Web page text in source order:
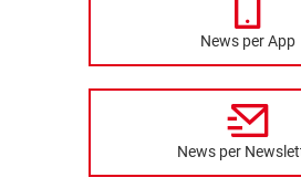
News per App
News per